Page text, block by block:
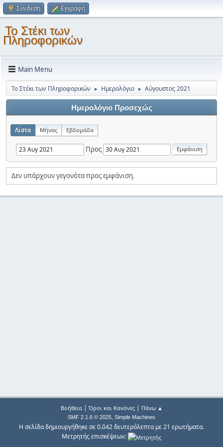
Σύνδεση Εγγραφή
Το Στέκι των
Πληροφορικών
Main Menu
Το Στέκι των Πληροφορικών ► Ημερολόγιο ► Αύγουστος 2021
Ημερολόγιο Προσεχώς
Λίστα Μήνας Εβδομάδα
Προς
Δεν υπάρχουν γεγονότα προς εμφάνιση.
Βοήθεια| Όροι και Κανόνες| Πάνω ▲
SMF 2.1.6 © 2025, Simple Machines
Η σελίδα δημιουργήθηκε σε 0.042 δευτερόλεπτα με 21 ερωτήματα.
Μετρητής επισκέψεων: